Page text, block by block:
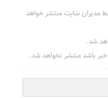
مدیران سایت منتشر خواهد
شد.
خبر باشد منتشر نخواهد شد.